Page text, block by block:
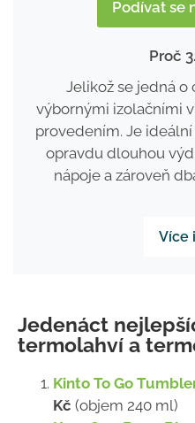
Podívat se
Proč
Jelikož se jedná o
výbornými izolačními
provedením. Je
opravdu dlouhou
nápoje a zároveň
Více
Jedenáct
termolahví a
Kinto To Go
Kč (objem 240 ml)